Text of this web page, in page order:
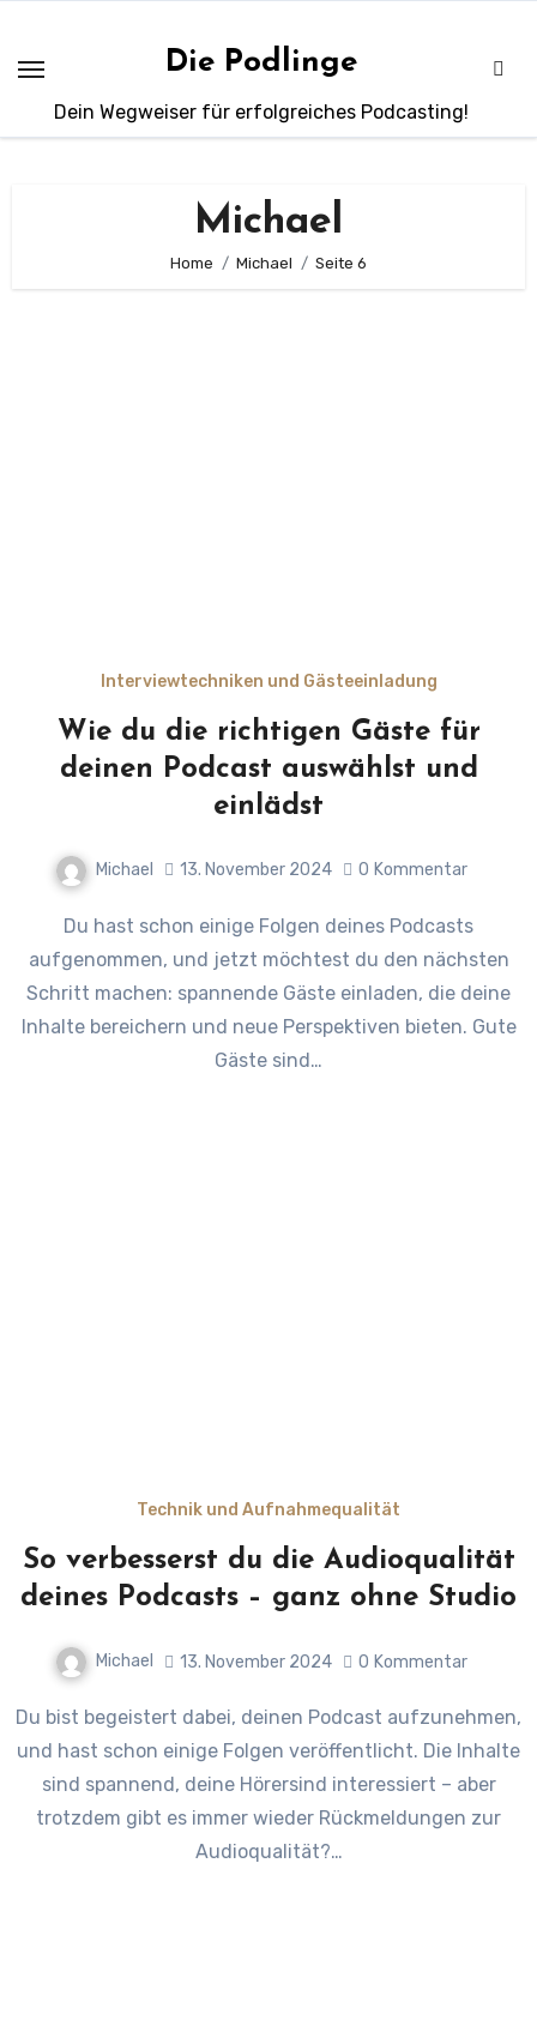
springen
Die Podlinge
Dein Wegweiser für erfolgreiches Podcasting!
Michael
Home Michael Seite 6
Interviewtechniken und Gästeeinladung
Wie du die richtigen Gäste für
deinen Podcast auswählst und
einlädst
Michael 13. November 2024 0 Kommentar
Du hast schon einige Folgen deines Podcasts
aufgenommen, und jetzt möchtest du den nächsten
Schritt machen: spannende Gäste einladen, die deine
Inhalte bereichern und neue Perspektiven bieten. Gute
Gäste sind…
Technik und Aufnahmequalität
So verbesserst du die Audioqualität
deines Podcasts – ganz ohne Studio
Michael 13. November 2024 0 Kommentar
Du bist begeistert dabei, deinen Podcast aufzunehmen,
und hast schon einige Folgen veröffentlicht. Die Inhalte
sind spannend, deine Hörersind interessiert – aber
trotzdem gibt es immer wieder Rückmeldungen zur
Audioqualität?…